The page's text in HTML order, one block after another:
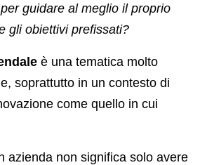
guidare al meglio il proprio
gli obiettivi prefissati?
è una tematica molto
soprattutto in un contesto di
come quello in cui
azienda non significa solo avere